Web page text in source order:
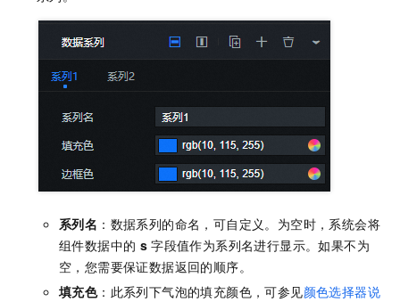
系列名 ：数据系列的命名，可自定义。为空时，系统会将
组件数据中的 s 字段值作为系列名进行显示。如果不为
空，您需要保证数据返回的顺序。
填充色：此系列下气泡的填充颜色，可参见颜色选择器说